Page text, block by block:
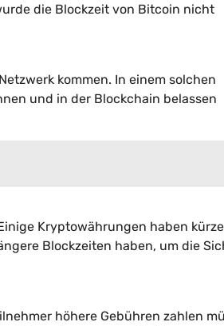
die Blockzeit von Bitcoin nicht
kommen. In einem solchen
und in der Blockchain belassen
Kryptowährungen haben
Blockzeiten haben, um die
höhere Gebühren zahlen